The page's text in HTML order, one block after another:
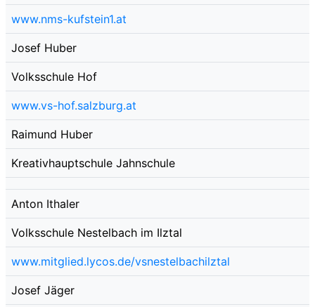
www.nms-kufstein1.at
Josef Huber
Volksschule Hof
www.vs-hof.salzburg.at
Raimund Huber
Kreativhauptschule Jahnschule
Anton Ithaler
Volksschule Nestelbach im Ilztal
www.mitglied.lycos.de/vsnestelbachilztal
Josef Jäger